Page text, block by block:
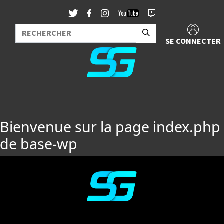
SE CONNECTER
Bienvenue sur la page index.php
de base-wp